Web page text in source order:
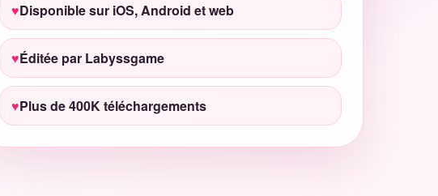
Disponible sur iOS, Android et web
Éditée par Labyssgame
Plus de 400K téléchargements